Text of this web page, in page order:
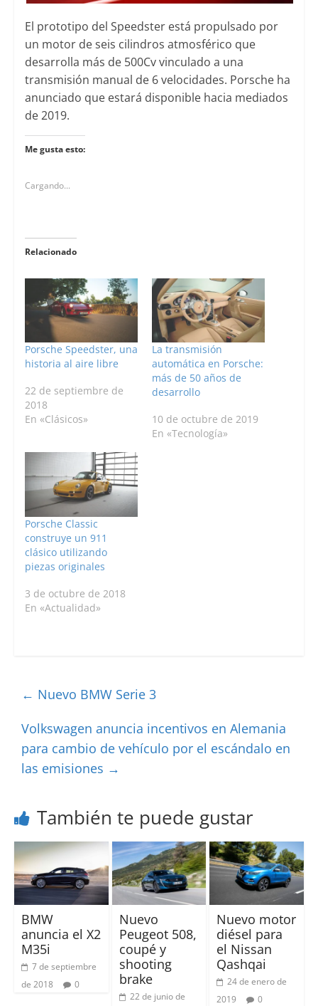
El prototipo del Speedster está propulsado por
un motor de seis cilindros atmosférico que
desarrolla más de 500Cv vinculado a una
transmisión manual de 6 velocidades. Porsche ha
anunciado que estará disponible hacia mediados
de 2019.
Me gusta esto:
Cargando...
Relacionado
Porsche Speedster, una
historia al aire libre
22 de septiembre de
2018
En «Clásicos»
La transmisión
automática en Porsche:
más de 50 años de
desarrollo
10 de octubre de 2019
En «Tecnología»
Porsche Classic
construye un 911
clásico utilizando
piezas originales
3 de octubre de 2018
En «Actualidad»
← Nuevo BMW Serie 3
Volkswagen anuncia incentivos en Alemania
para cambio de vehículo por el escándalo en
las emisiones →
También te puede gustar
BMW
anuncia el X2
M35i
7 de septiembre
de 2018
0
Nuevo
Peugeot 508,
coupé y
shooting
brake
22 de junio de
Nuevo motor
diésel para
el Nissan
Qashqai
24 de enero de
2019
0